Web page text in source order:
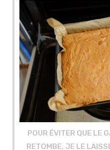
POUR ÉVITER QUE LE
RETOMBE, JE LE